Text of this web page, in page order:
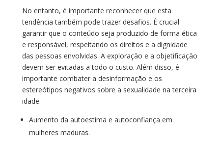
No entanto, é importante reconhecer que esta
tendência também pode trazer desafios. É crucial
garantir que o conteúdo seja produzido de forma ética
e responsável, respeitando os direitos e a dignidade
das pessoas envolvidas. A exploração e a objetificação
devem ser evitadas a todo o custo. Além disso, é
importante combater a desinformação e os
estereótipos negativos sobre a sexualidade na terceira
idade.
Aumento da autoestima e autoconfiança em
mulheres maduras.